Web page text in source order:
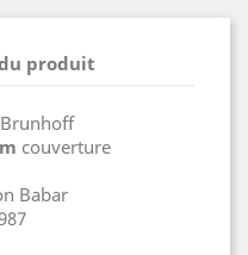
produit
Brunhoff
couverture
Babar